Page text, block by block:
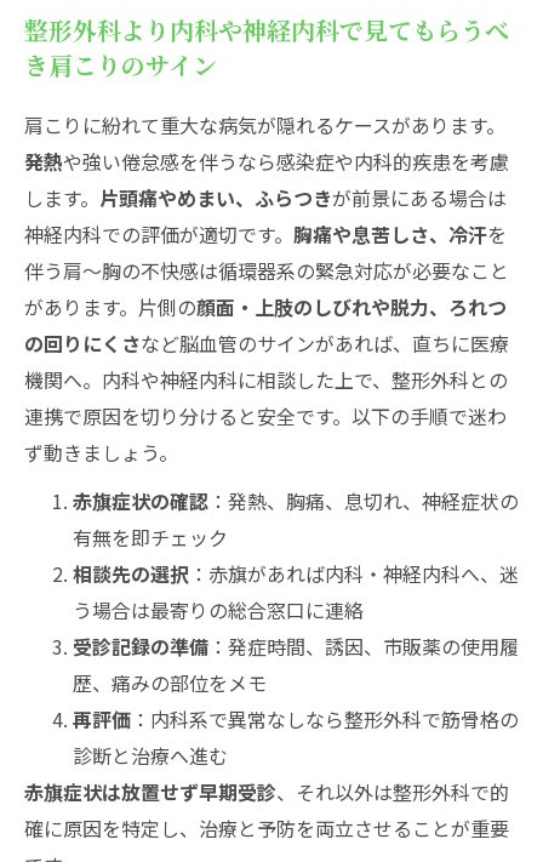
整形外科より内科や神経内科で見てもらうべ
き肩こりのサイン
肩こりに紛れて重大な病気が隠れるケースがあります。
発熱や強い倦怠感を伴うなら感染症や内科的疾患を考慮
します。 片頭痛やめまい、ふらつきが前景にある場合は
神経内科での評価が適切です。 胸痛や息苦しさ、冷汗を
伴う肩〜胸の不快感は循環器系の緊急対応が必要なこと
があります。片側の顔面・上肢のしびれや脱力、ろれつ
の回りにくさなど脳血管のサインがあれば、直ちに医療
機関へ。内科や神経内科に相談した上で、整形外科との
連携で原因を切り分けると安全です。以下の手順で迷わ
ず動きましょう。
赤旗症状の確認 ：発熱、胸痛、息切れ、神経症状の
有無を即チェック
相談先の選択 ：赤旗があれば内科・神経内科へ、迷
う場合は最寄りの総合窓口に連絡
受診記録の準備 ：発症時間、誘因、市販薬の使用履
歴、痛みの部位をメモ
再評価 ：内科系で異常なしなら整形外科で筋骨格の
診断と治療へ進む
赤旗症状は放置せず早期受診、それ以外は整形外科で的
確に原因を特定し、治療と予防を両立させることが重要